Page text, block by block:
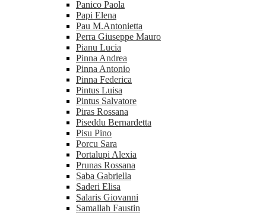
Panico Paola
Papi Elena
Pau M.Antonietta
Perra Giuseppe Mauro
Pianu Lucia
Pinna Andrea
Pinna Antonio
Pinna Federica
Pintus Luisa
Pintus Salvatore
Piras Rossana
Piseddu Bernardetta
Pisu Pino
Porcu Sara
Portalupi Alexia
Prunas Rossana
Saba Gabriella
Saderi Elisa
Salaris Giovanni
Samallah Faustin